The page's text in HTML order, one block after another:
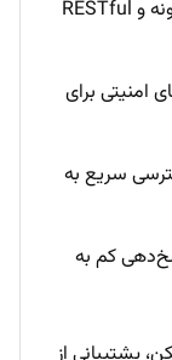
داشتن SDKها، کد نمونه و RESTful
امنیتی برای
سریع به
کم به